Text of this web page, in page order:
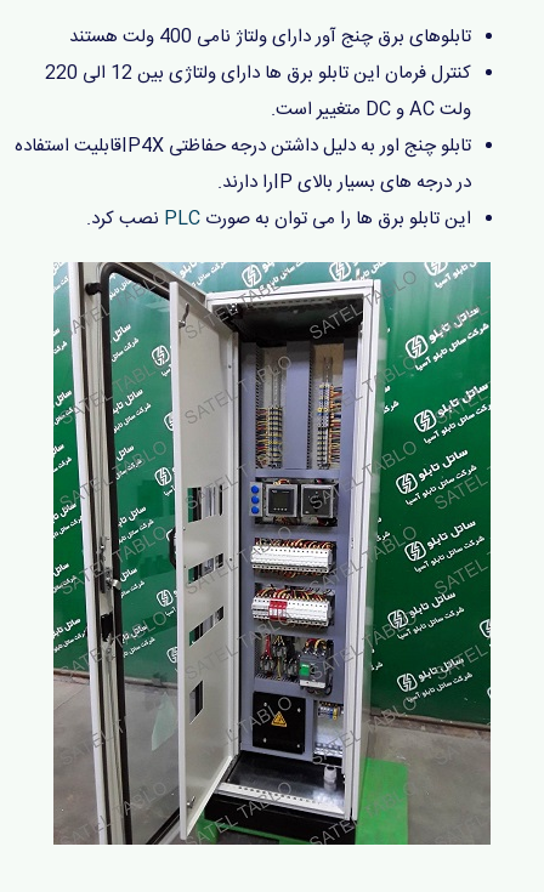
تابلوهای برق چنج آور دارای ولتاژ نامی 400 ولت هستند
کنترل فرمان این تابلو برق ها دارای ولتاژی بین 12 الی 220
ولت AC و DC متغییر است.
تابلو چنج اور به دلیل داشتن درجه حفاظتی IP4Xقابلیت استفاده
در درجه های بسیار بالای IPرا دارند.
این تابلو برق ها را می توان به صورت PLC نصب کرد.